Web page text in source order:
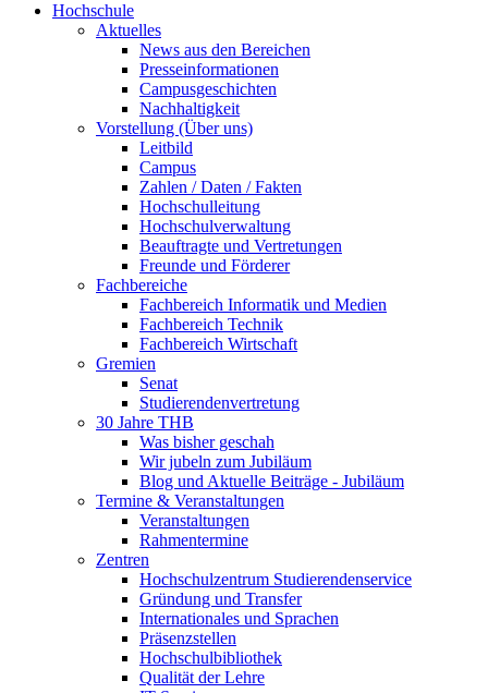
Hochschule
Aktuelles
News aus den Bereichen
Presseinformationen
Campusgeschichten
Nachhaltigkeit
Vorstellung (Über uns)
Leitbild
Campus
Zahlen / Daten / Fakten
Hochschulleitung
Hochschulverwaltung
Beauftragte und Vertretungen
Freunde und Förderer
Fachbereiche
Fachbereich Informatik und Medien
Fachbereich Technik
Fachbereich Wirtschaft
Gremien
Senat
Studierendenvertretung
30 Jahre THB
Was bisher geschah
Wir jubeln zum Jubiläum
Blog und Aktuelle Beiträge - Jubiläum
Termine & Veranstaltungen
Veranstaltungen
Rahmentermine
Zentren
Hochschulzentrum Studierendenservice
Gründung und Transfer
Internationales und Sprachen
Präsenzstellen
Hochschulbibliothek
Qualität der Lehre